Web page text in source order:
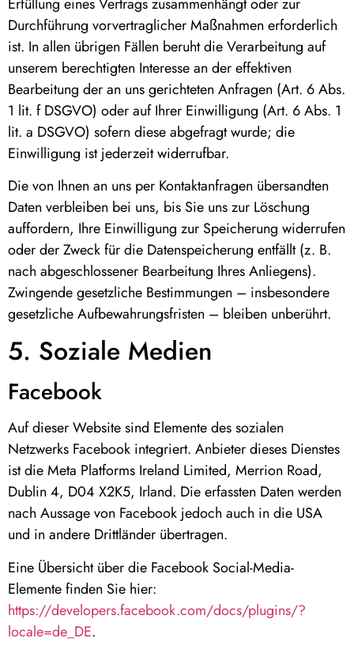
Durchführung vorvertraglicher Maßnahmen erforderlich
ist. In allen übrigen Fällen beruht die Verarbeitung auf
unserem berechtigten Interesse an der effektiven
Bearbeitung der an uns gerichteten Anfragen (Art. 6 Abs.
1 lit. f DSGVO) oder auf Ihrer Einwilligung (Art. 6 Abs. 1
lit. a DSGVO) sofern diese abgefragt wurde; die
Einwilligung ist jederzeit widerrufbar.
Die von Ihnen an uns per Kontaktanfragen übersandten
Daten verbleiben bei uns, bis Sie uns zur Löschung
auffordern, Ihre Einwilligung zur Speicherung widerrufen
oder der Zweck für die Datenspeicherung entfällt (z. B.
nach abgeschlossener Bearbeitung Ihres Anliegens).
Zwingende gesetzliche Bestimmungen – insbesondere
gesetzliche Aufbewahrungsfristen – bleiben unberührt.
5. Soziale Medien
Facebook
Auf dieser Website sind Elemente des sozialen
Netzwerks Facebook integriert. Anbieter dieses Dienstes
ist die Meta Platforms Ireland Limited, Merrion Road,
Dublin 4, D04 X2K5, Irland. Die erfassten Daten werden
nach Aussage von Facebook jedoch auch in die USA
und in andere Drittländer übertragen.
Eine Übersicht über die Facebook Social-Media-
Elemente finden Sie hier:
https://developers.facebook.com/docs/plugins/?
locale=de_DE.